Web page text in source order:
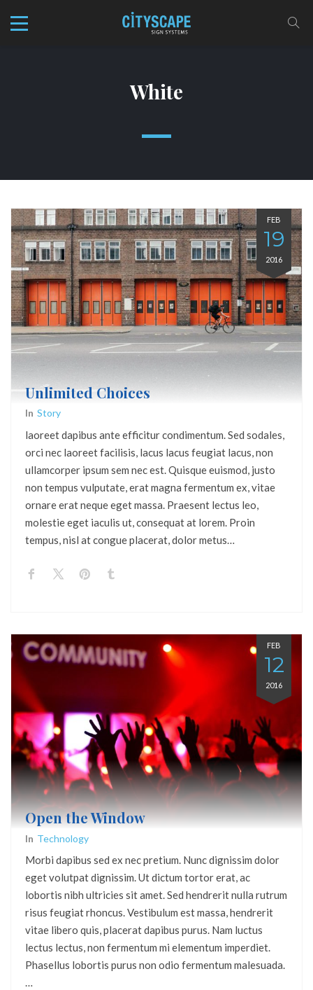
White
FEB
19
2016
Unlimited Choices
In Story
laoreet dapibus ante efficitur condimentum. Sed sodales,
orci nec laoreet facilisis, lacus lacus feugiat lacus, non
ullamcorper ipsum sem nec est. Quisque euismod, justo
non tempus vulputate, erat magna fermentum ex, vitae
ornare erat neque eget massa. Praesent lectus leo,
molestie eget iaculis ut, consequat at lorem. Proin
tempus, nisl at congue placerat, dolor metus…
FEB
12
2016
Open the Window
In Technology
Morbi dapibus sed ex nec pretium. Nunc dignissim dolor
eget volutpat dignissim. Ut dictum tortor erat, ac
lobortis nibh ultricies sit amet. Sed hendrerit nulla rutrum
risus feugiat rhoncus. Vestibulum est massa, hendrerit
vitae libero quis, placerat dapibus purus. Nam luctus
lectus lectus, non fermentum mi elementum imperdiet.
Phasellus lobortis purus non odio fermentum malesuada.
…